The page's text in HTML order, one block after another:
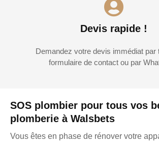
SOS plombier pour tous vos
plomberie à Walsbets
Vous êtes en phase de rénover votre
Devis rapide !
Demandez votre devis immédiat par
formulaire de contact ou par